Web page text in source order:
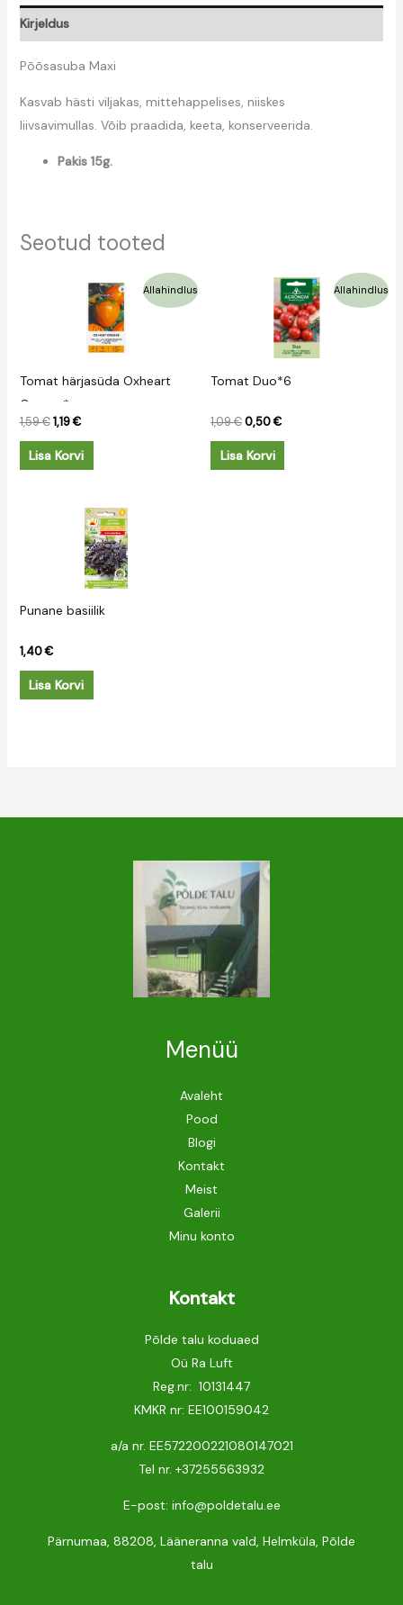
Kirjeldus
Põõsasuba Maxi
Kasvab hästi viljakas, mittehappelises, niiskes
liivsavimullas. Võib praadida, keeta, konserveerida.
Pakis 15g.
Seotud tooted
Allahindlus
Tomat härjasüda Oxheart
Orange*
1,59€ 1,19€
Praegune
hind
on:
1,19 €.
Lisa Korvi
Allahindlus
Tomat Duo*6
1,09€
Algne
1,09 €.
0,50€
Praegune
hind
on:
0,50 €.
Lisa Korvi
Punane basiilik
1,40€
Lisa Korvi
Menüü
Avaleht
Pood
Blogi
Kontakt
Meist
Galerii
Minu konto
Kontakt
Põlde talu koduaed
Oü Ra Luft
Reg.nr: 10131447
KMKR nr: EE100159042
a/a nr. EE572200221080147021
Tel nr. +37255563932
E-post: info@poldetalu.ee
Pärnumaa, 88208, Lääneranna vald, Helmküla, Põlde
talu